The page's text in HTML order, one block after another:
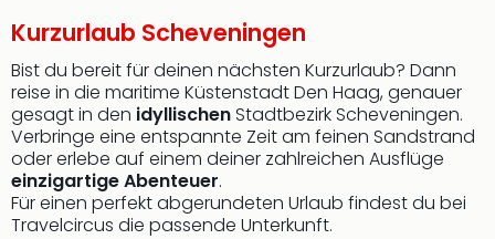
Kurzurlaub Scheveningen
Bist du bereit für deinen nächsten Kurzurlaub? Dann
reise in die maritime Küstenstadt Den Haag, genauer
gesagt in den idyllischenStadtbezirk Scheveningen.
Verbringe eine entspannte Zeit am feinen Sandstrand
oder erlebe auf einem deiner zahlreichen Ausflüge
einzigartige Abenteuer.
Für einen perfekt abgerundeten Urlaub findest du bei
Travelcircus die passende Unterkunft.